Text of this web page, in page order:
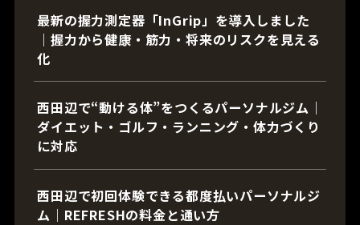
最新の握力測定器「InGrip」を導入しました
｜握力から健康・筋力・将来のリスクを見える
化
西田辺で“動ける体”をつくるパーソナルジム｜
ダイエット・ゴルフ・ランニング・体力づくり
に対応
西田辺で初回体験できる都度払いパーソナルジ
ム｜REFRESHの料金と通い方